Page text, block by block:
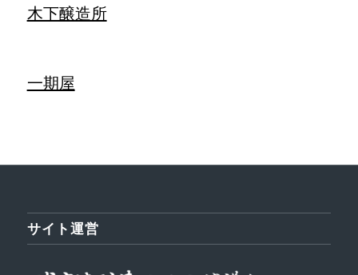
木下醸造所
一期屋
サイト運営